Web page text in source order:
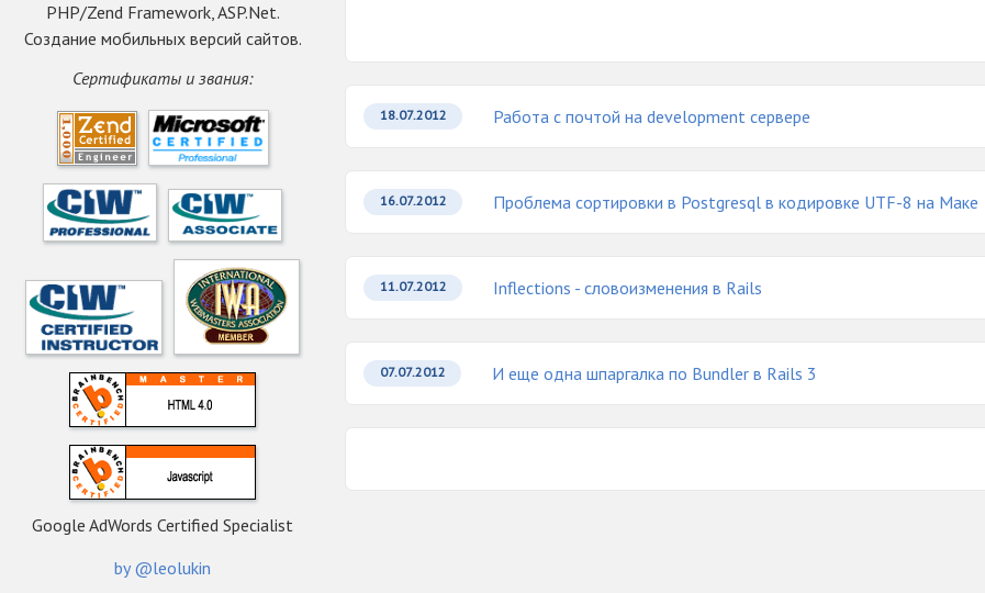
18.07.2012 Работа с почтой на development сервере
16.07.2012 Проблема сортировки в Postgresql в кодировке UTF-8 на Маке
11.07.2012 Inflections - словоизменения в Rails
07.07.2012 И еще одна шпаргалка по Bundler в Rails 3
PHP/Zend Framework, ASP.Net.
Создание мобильных версий сайтов.
Сертификаты и звания:
Google AdWords Certified Specialist
by @leolukin